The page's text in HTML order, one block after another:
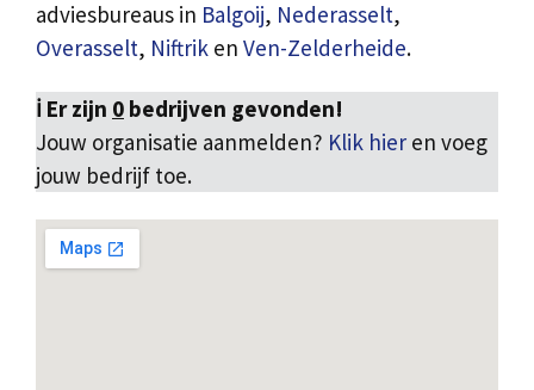
adviesbureaus in Balgoij, Nederasselt,
Overasselt, Niftrik en Ven-Zelderheide.
ℹ️ Er zijn 0 bedrijven gevonden!
Jouw organisatie aanmelden? Klik hier en voeg
jouw bedrijf toe.